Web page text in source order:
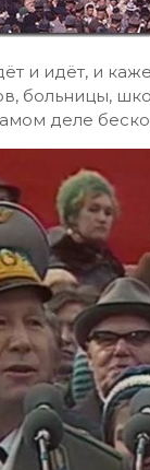
и идёт, и
больницы,
деле